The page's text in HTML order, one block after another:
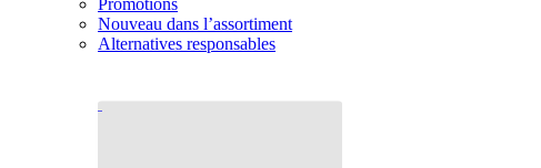
Promotions
Nouveau dans l’assortiment
Alternatives responsables